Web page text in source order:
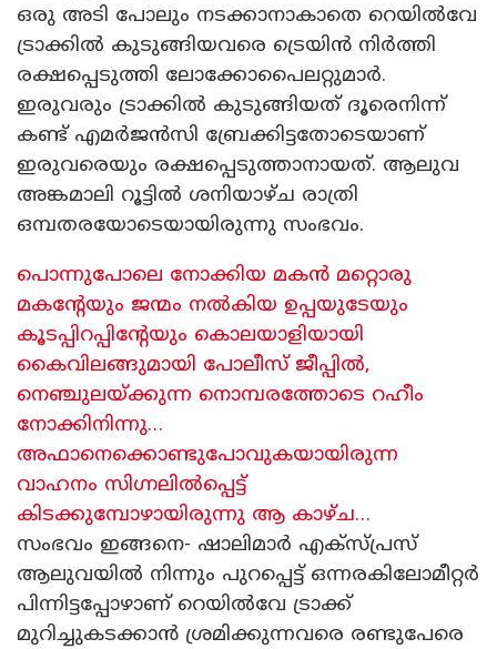
ഒരു അടി പോലും നടക്കാനാകാതെ റെയിൽവേ
ട്രാക്കിൽ കുടുങ്ങിയവരെ ട്രെയിൻ നിർത്തി
രക്ഷപ്പെടുത്തി ലോക്കോപൈലറ്റുമാർ.
ഇരുവരും ട്രാക്കിൽ കുടുങ്ങിയത് ദൂരെനിന്ന്
കണ്ട് എമർജൻസി ബ്രേക്കിട്ടതോടെയാണ്
ഇരുവരെയും രക്ഷപ്പെടുത്താനായത്. ആലുവ
അങ്കമാലി റൂട്ടിൽ ശനിയാഴ്ച രാത്രി
ഒമ്പതരയോടെയായിരുന്നു സംഭവം.
പൊന്നുപോലെ നോക്കിയ മകൻ മറ്റൊരു
മകന്റേയും ജന്മം നൽകിയ ഉപ്പയുടേയും
കൂടപ്പിറപ്പിന്റേയും കൊലയാളിയായി
കൈവിലങ്ങുമായി പോലീസ് ജീപ്പിൽ,
നെഞ്ചുലയ്ക്കുന്ന നൊമ്പരത്തോടെ റഹീം
നോക്കിനിന്നു…
അഫാനെക്കൊണ്ടുപോവുകയായിരുന്ന
വാഹനം സിഗ്നലിൽപ്പെട്ട്
കിടക്കുമ്പോഴായിരുന്നു ആ കാഴ്ച…
സംഭവം ഇങ്ങനെ- ഷാലിമാർ എക്സ്പ്രസ്
ആലുവയിൽ നിന്നും പുറപ്പെട്ട് ഒന്നരകിലോമീറ്റർ
പിന്നിട്ടപ്പോഴാണ് റെയിൽവേ ട്രാക്ക്
മുറിച്ചുകടക്കാൻ ശ്രമിക്കുന്നവരെ രണ്ടുപേരെ